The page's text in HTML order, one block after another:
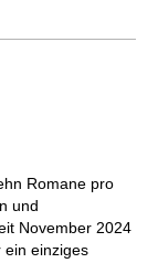
Romane pro
und
November 2024
ein einziges